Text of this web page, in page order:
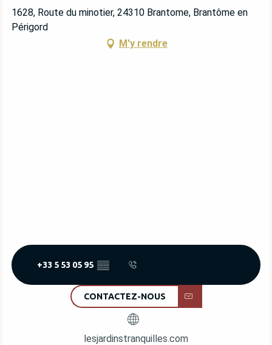
1628, Route du minotier, 24310 Brantome, Brantôme en
Périgord
M'y rendre
+33 5 53 05 95 ▒▒
CONTACTEZ-NOUS
lesjardinstranquilles.com